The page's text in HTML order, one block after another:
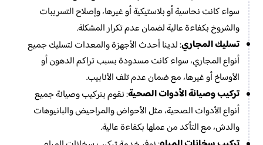
سواء كانت نحاسية أو بلاستيكية أو غيرها، وإصلاح التسريبات
والشروخ بكفاءة عالية لضمان عدم تكرار المشكلة.
تسليك المجاري: لدينا أحدث الأجهزة والمعدات لتسليك جميع
أنواع المجاري، سواء كانت مسدودة بسبب تراكم الدهون أو
الأوساخ أو غيرها، مع ضمان عدم تلف الأنابيب.
تركيب وصيانة الأدوات الصحية:نقوم بتركيب وصيانة جميع
أنواع الأدوات الصحية، مثل الأحواض والمراحيض والبانيوهات
والدش، مع التأكد من عملها بكفاءة عالية.